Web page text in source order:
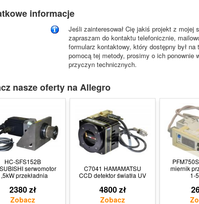
informacje
Jeśli zainteresował Cię jakiś projekt z mojej
zapraszam do kontaktu telefonicznie,
formularz kontaktowy, który dostępny był
pomocą tej metody, prosimy o ich
przyczyn technicznych.
nasze oferty na Allegro
HC-SFS152B
serwomotor
przekładnia
2380 zł
C7041 HAMAMATSU
CCD detektor światła UV
4800 zł
miernik
1-